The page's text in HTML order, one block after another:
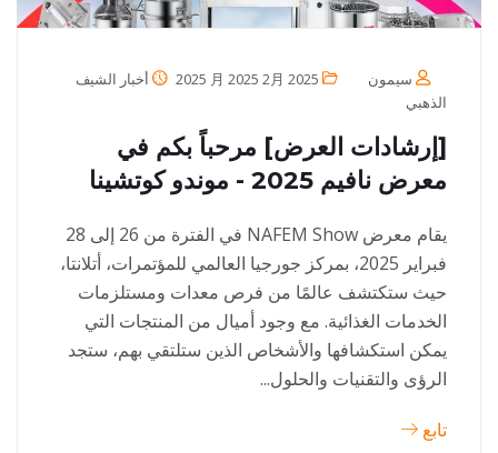
سيمون 2025 月 2025 2月 2025
أخبار الشيف
الذهبي
[إرشادات العرض] مرحباً بكم في
معرض نافيم 2025 - موندو كوتشينا
يقام معرض NAFEM Show في الفترة من 26 إلى 28
فبراير 2025، بمركز جورجيا العالمي للمؤتمرات، أتلانتا،
حيث ستكتشف عالمًا من فرص معدات ومستلزمات
الخدمات الغذائية. مع وجود أميال من المنتجات التي
يمكن استكشافها والأشخاص الذين ستلتقي بهم، ستجد
الرؤى والتقنيات والحلول...
تابع